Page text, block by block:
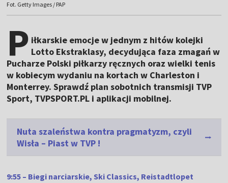
Fot. Getty Images / PAP
P iłkarskie emocje w jednym z hitów kolejki
Lotto Ekstraklasy, decydująca faza zmagań w
Pucharze Polski piłkarzy ręcznych oraz wielki tenis
w kobiecym wydaniu na kortach w Charleston i
Monterrey. Sprawdź plan sobotnich transmisji TVP
Sport, TVPSPORT.PL i aplikacji mobilnej.
Nuta szaleństwa kontra pragmatyzm, czyli
Wisła – Piast w TVP !
9:55 – Biegi narciarskie, Ski Classics, Reistadtlopet